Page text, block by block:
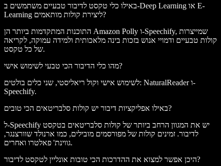
באילו כלי טקסט לדיבור טבעיים משתמשים ב-Deep Learning או E-
Learning ליצירת קולות מותאמים?
התוכנות המתקדמות ביותר הן Amazon Polly ו-Speechify, שמייצרות
קולות טבעיים ודמויי אנוש בזכות בינה מלאכותית ולמידה עמוקה, לקריאה
של כל טקסט.
מהו כלי הדיבור הכי טבעי לשימוש אישי?
לשימוש אישי וקול ריאליסטי, שני כלים בולטים: NaturalReader ו-
Speechify.
באילו אפליקציות דיבור יש קולות סלבריטאים הכי טובים?
ל-Speechify יש את המגוון הרחב ביותר של קולות סלבריטאים בטקסט
לדיבור. זמינים קולות של מפורסמים מובילים, כמו ארנולד שוורצנגר,
גווינת' פאלטרו ואחרים.
היכן אפשר למצוא את ההדרכות הכי טובות אונליין לטקסט לדיבור?